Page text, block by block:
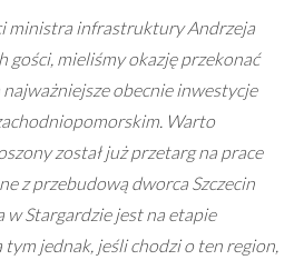
ministra infrastruktury Andrzeja
gości, mieliśmy okazję przekonać
najważniejsze obecnie inwestycje
Warto
został już przetarg na prace
z przebudową dworca Szczecin
w Stargardzie jest na etapie
jednak, jeśli chodzi o ten region,